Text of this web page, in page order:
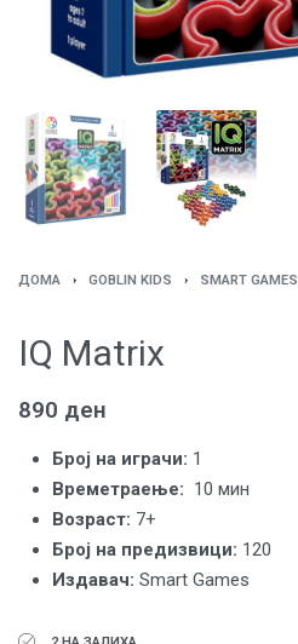
ДОМА › GOBLIN KIDS › SMART GAMES
IQ Matrix
890 ден
Број на играчи: 1
Времетраење: 10 мин
Вoзраст: 7+
Број на предизвици: 120
Издавач:Smart Games